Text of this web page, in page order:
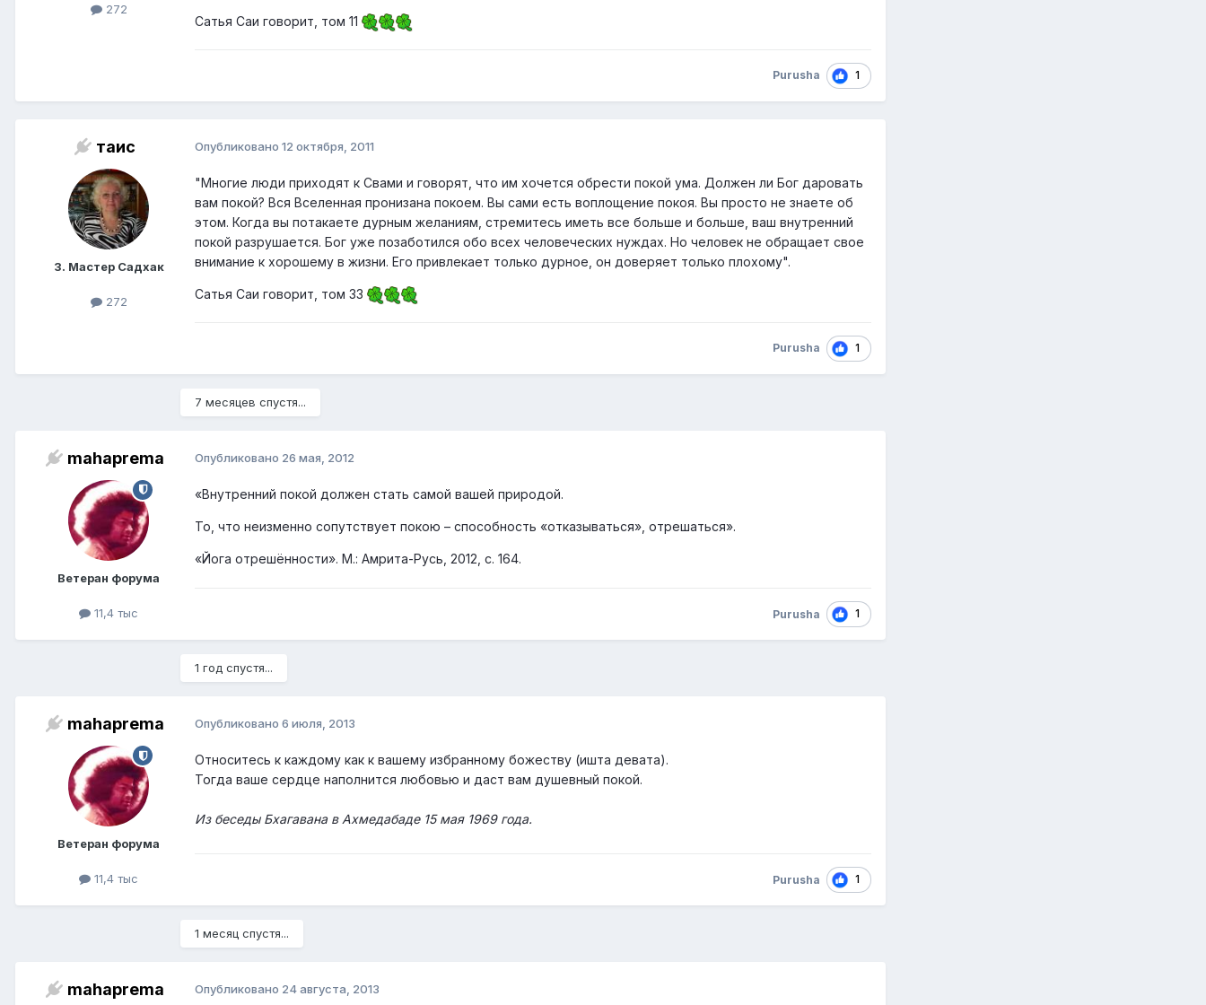
272
Сатья Саи говорит, том 11
Purusha 1
таис
3. Мастер Садхак
272
Опубликовано 12 октября, 2011
"Многие люди приходят к Свами и говорят, что им хочется обрести покой ума. Должен ли Бог даровать
вам покой? Вся Вселенная пронизана покоем. Вы сами есть воплощение покоя. Вы просто не знаете об
этом. Когда вы потакаете дурным желаниям, стремитесь иметь все больше и больше, ваш внутренний
покой разрушается. Бог уже позаботился обо всех человеческих нуждах. Но человек не обращает свое
внимание к хорошему в жизни. Его привлекает только дурное, он доверяет только плохому".
Сатья Саи говорит, том 33
Purusha 1
7 месяцев спустя...
mahaprema
Ветеран форума
11,4 тыс
Опубликовано 26 мая, 2012
«Внутренний покой должен стать самой вашей природой.
То, что неизменно сопутствует покою – способность «отказываться», отрешаться».
«Йога отрешённости». М.: Амрита-Русь, 2012, с. 164.
Purusha 1
1 год спустя...
mahaprema
Ветеран форума
11,4 тыс
Опубликовано 6 июля, 2013
Относитесь к каждому как к вашему избранному божеству (ишта девата).
Тогда ваше сердце наполнится любовью и даст вам душевный покой.
Из беседы Бхагавана в Ахмедабаде 15 мая 1969 года.
Purusha 1
1 месяц спустя...
mahaprema Опубликовано 24 августа, 2013